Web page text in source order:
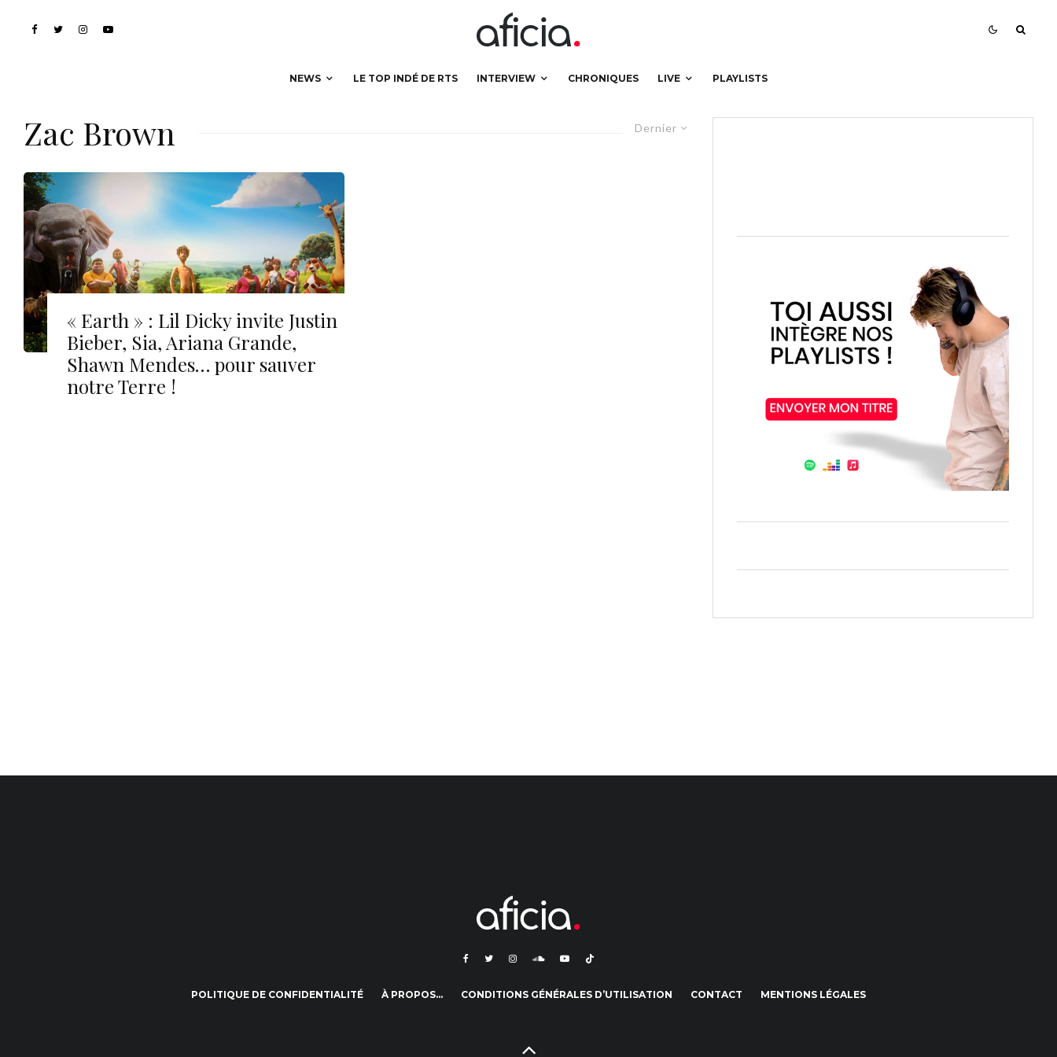
NEWS LE TOP INDÉ DE RTS INTERVIEW CHRONIQUES LIVE PLAYLISTS
Dernier
Zac Brown
« Earth » : Lil Dicky invite Justin
Bieber, Sia, Ariana Grande,
Shawn Mendes… pour sauver
notre Terre !
POLITIQUE DE CONFIDENTIALITÉ À PROPOS… CONDITIONS GÉNÉRALES D’UTILISATION CONTACT MENTIONS LÉGALES